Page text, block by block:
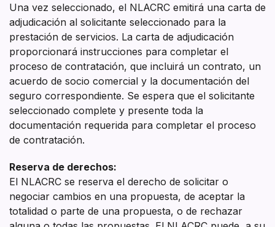
Una vez seleccionado, el NLACRC emitirá una carta de
adjudicación al solicitante seleccionado para la
prestación de servicios. La carta de adjudicación
proporcionará instrucciones para completar el
proceso de contratación, que incluirá un contrato, un
acuerdo de socio comercial y la documentación del
seguro correspondiente. Se espera que el solicitante
seleccionado complete y presente toda la
documentación requerida para completar el proceso
de contratación.
Reserva de derechos:
El NLACRC se reserva el derecho de solicitar o
negociar cambios en una propuesta, de aceptar la
totalidad o parte de una propuesta, o de rechazar